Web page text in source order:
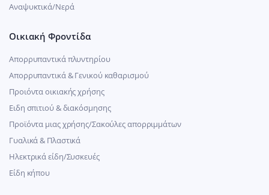
Αναψυκτικά/Νερά
Οικιακή Φροντίδα
Απορρυπαντικά πλυντηρίου
Απορρυπαντικά & Γενικού καθαρισμού
Προιόντα οικιακής χρήσης
Ειδη σπιτιού & διακόσμησης
Προϊόντα μιας χρήσης/Σακούλες απορριμμάτων
Γυαλικά & Πλαστικά
Ηλεκτρικά είδη/Συσκευές
Είδη κήπου